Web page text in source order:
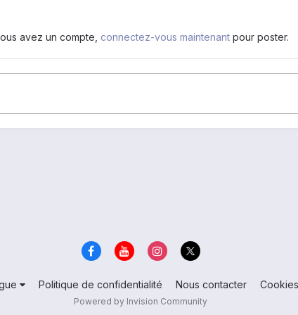
avez un compte, connectez-vous maintenant pour poster.
Politique de confidentialité Nous contacter Cookies
Powered by Invision Community